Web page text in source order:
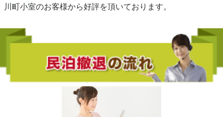
川町小室のお客様から好評を頂いております。